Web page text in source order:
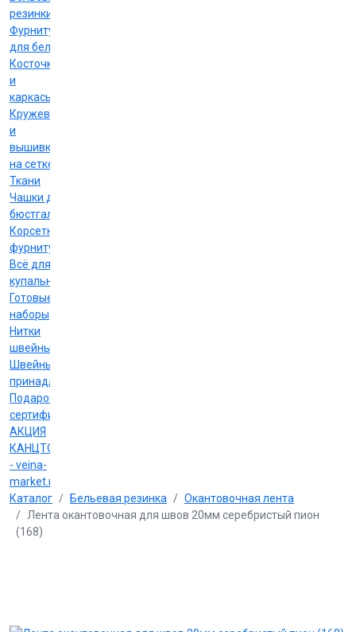
резинки
Фурнитура
для белья
Косточки
и
каркасы
Кружево
и
вышивка
на сетке
Ткани
Чашки для
бюстгальтеров
Корсетная
фурнитура
Всё для
купальников
Готовые
наборы
Нитки
швейные
Швейные
принадлежности
Подарочные
сертификаты
АКЦИЯ
КАНЦТОВАРЫ
- veina-
market.ru
Каталог
Бельевая резинка
Окантовочная лента
Лента окантовочная для швов 20мм серебристый пион
(168)